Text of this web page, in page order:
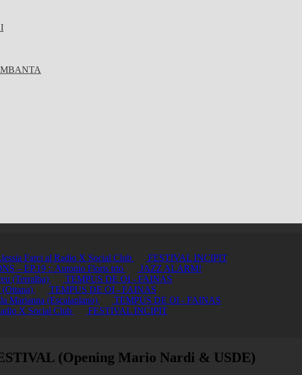
Farci al Radio X Social Club
FESTIVAL INCIPIT
– EP.19 :: Antonio Floris trio
JAZZ ALARM!
(Terralba)
TEMPUS DE OI - FAINAS
(Ottana)
TEMPUS DE OI - FAINAS
Marianna (Escalaplano)
TEMPUS DE OI - FAINAS
X Social Club
FESTIVAL INCIPIT
(Opening Mario Nardi & USDE)